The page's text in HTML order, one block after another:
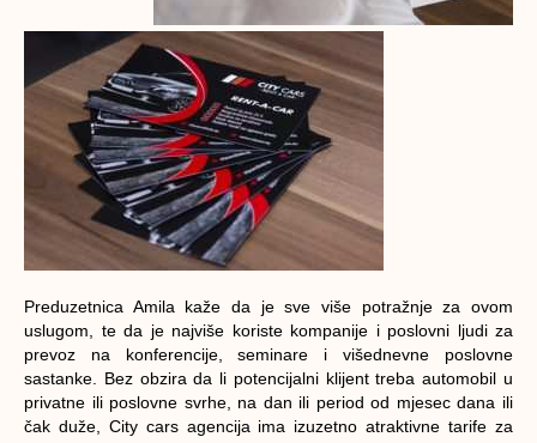
Preduzetnica Amila kaže da je sve više potražnje za ovom
uslugom, te da je najviše koriste kompanije i poslovni ljudi za
prevoz na konferencije, seminare i višednevne poslovne
sastanke. Bez obzira da li potencijalni klijent treba automobil u
privatne ili poslovne svrhe, na dan ili period od mjesec dana ili
čak duže, City cars agencija ima izuzetno atraktivne tarife za